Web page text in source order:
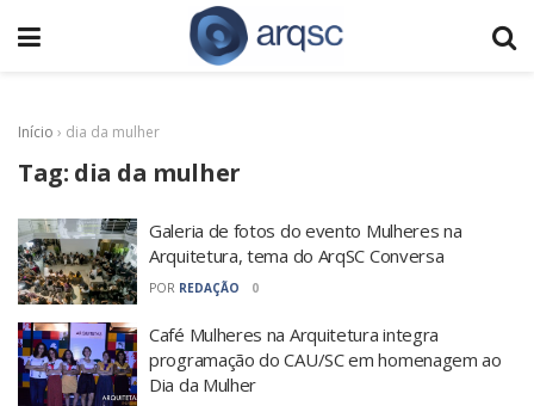
Início › dia da mulher
Tag: dia da mulher
Galeria de fotos do evento Mulheres na
Arquitetura, tema do ArqSC Conversa
POR REDAÇÃO 0
Café Mulheres na Arquitetura integra
programação do CAU/SC em homenagem ao
Dia da Mulher